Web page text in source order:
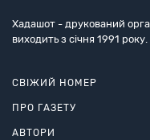
Хадашот - друкований
виходить з січня 1991 року.
СВІЖИЙ НОМЕР
ПРО ГАЗЕТУ
АВТОРИ